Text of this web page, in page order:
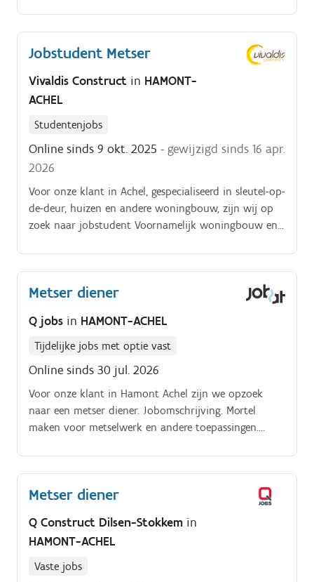
Jobstudent Metser
Vivaldis Construct in HAMONT-
ACHEL
Studentenjobs
Online sinds 9 okt. 2025 - gewijzigd sinds 16 apr.
2026
Voor onze klant in Achel, gespecialiseerd in sleutel-op-
de-deur, huizen en andere woningbouw, zijn wij op
zoek naar jobstudent Voornamelijk woningbouw en
in (Noord-) Limburg
Metser diener
Q jobs in HAMONT-ACHEL
Tijdelijke jobs met optie vast
Online sinds 30 jul. 2026
Voor onze klant in Hamont Achel zijn we opzoek
naar een metser diener. Jobomschrijving. Mortel
maken voor metselwerk en andere toepassingen.
Metser diener
Q Construct Dilsen-Stokkem in
HAMONT-ACHEL
Vaste jobs